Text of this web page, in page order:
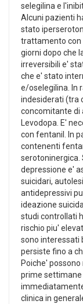
selegilina e
Alcuni pazienti
stato
trattamento con
giorni dopo che
irreversibili e'
che e' stato
e/oselegilina. In
indesiderati (tra
concomitante di
Levodopa. E'
con fentanil. In
contenenti
serotoninergica.
depressione e'
suicidari,
antidepressivi
ideazione
studi controllati
rischio piu'
sono interessati
persiste fino a
Poiche'
prime
clinica in